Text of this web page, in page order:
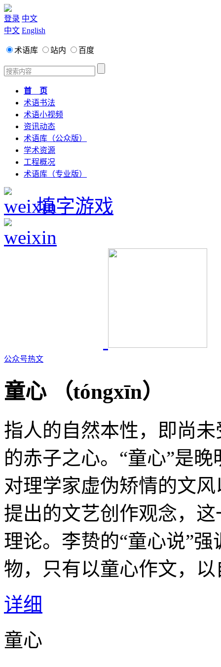
登录 中文
中文 English
术语库 站内 百度
首 页
术语书法
术语小视频
资讯动态
术语库（公众版）
学术资源
工程概况
术语库（专业版）
填字游戏
公众号热文
童心 （tóngxīn）
指人的自然本性，即尚
的赤子之心。“童心”是
对理学家虚伪矫情的文
提出的文艺创作观念，
理论。李贽的“童心说”
物，只有以童心作文，
详细
童心